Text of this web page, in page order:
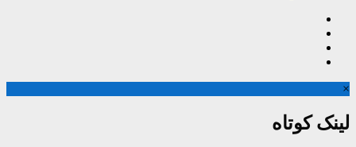
×
لینک کوتاه